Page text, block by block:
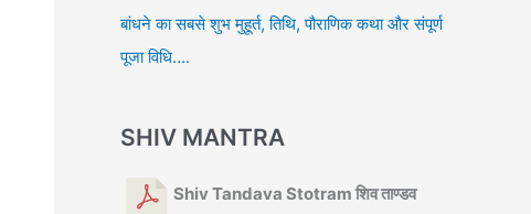
बांधने का सबसे शुभ मुहूर्त, तिथि, पौराणिक कथा और संपूर्ण
पूजा विधि….
SHIV MANTRA
Shiv Tandava Stotram शिव ताण्डव